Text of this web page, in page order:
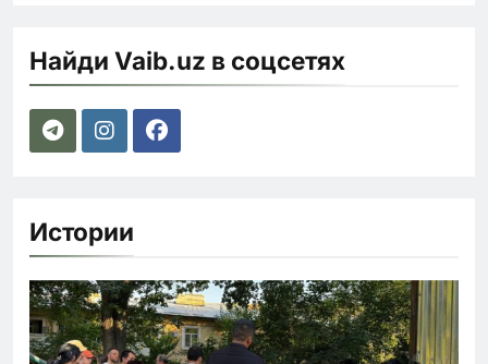
Найди Vaib.uz в соцсетях
Истории